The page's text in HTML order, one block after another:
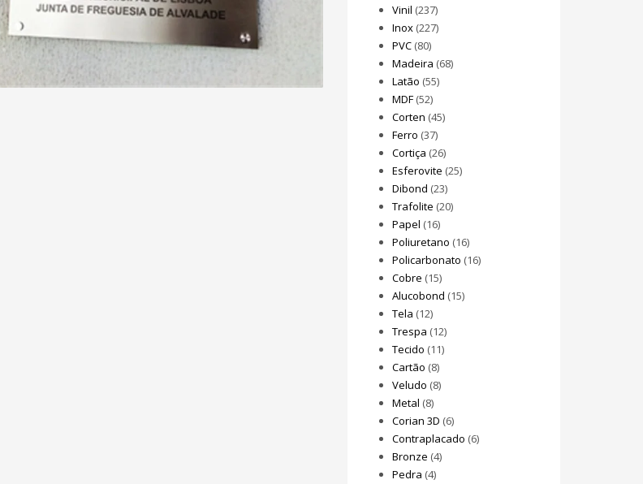
Vinil (237)
Inox(227)
PVC(80)
Madeira (68)
Latão (55)
MDF(52)
Corten (45)
Ferro (37)
Cortiça (26)
Esferovite (25)
Dibond (23)
Trafolite (20)
Papel (16)
Poliuretano (16)
Policarbonato (16)
Cobre (15)
Alucobond (15)
Tela (12)
Trespa (12)
Tecido (11)
Cartão (8)
Veludo (8)
Metal (8)
Corian 3D (6)
Contraplacado (6)
Bronze (4)
Pedra (4)